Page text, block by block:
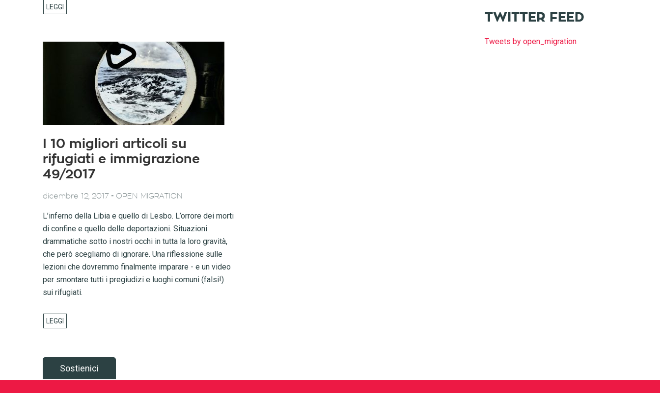
I 10 migliori articoli su
rifugiati e immigrazione
49/2017
dicembre 12, 2017 - OPEN MIGRATION
L’inferno della Libia e quello di Lesbo. L’orrore dei morti
di confine e quello delle deportazioni. Situazioni
drammatiche sotto i nostri occhi in tutta la loro gravità,
che però scegliamo di ignorare. Una riflessione sulle
lezioni che dovremmo finalmente imparare - e un video
per smontare tutti i pregiudizi e luoghi comuni (falsi!)
sui rifugiati.
TWITTER FEED
Tweets by open_migration
Sostienici